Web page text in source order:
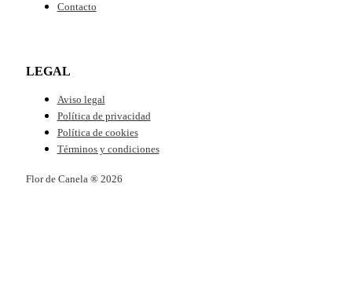
Contacto
LEGAL
Aviso legal
Política de privacidad
Política de cookies
Términos y condiciones
Flor de Canela ® 2026